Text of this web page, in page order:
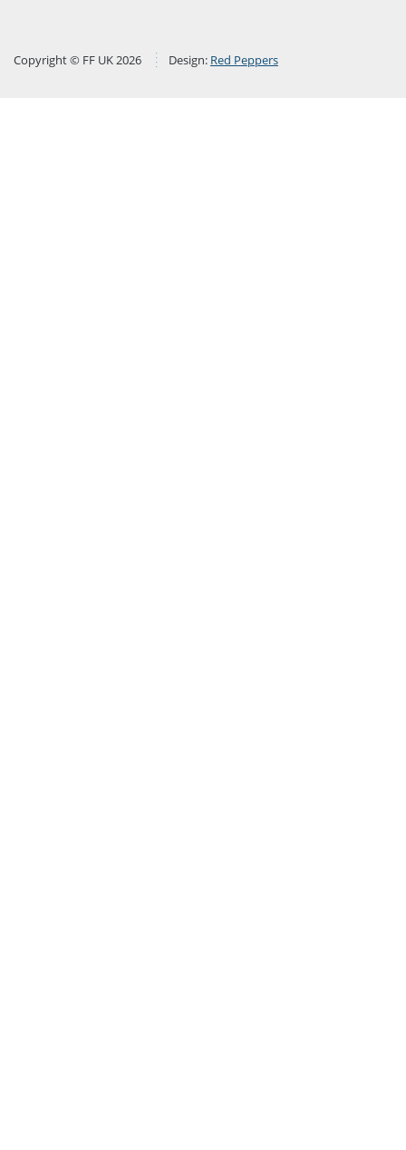
Copyright © FF UK 2026 Design: Red Peppers